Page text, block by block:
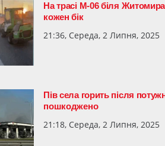
На трасі М-06 біля
кожен бік
21:36, Середа, 2 Липня, 2025
Пів села горить після
пошкоджено
21:18, Середа, 2 Липня, 2025